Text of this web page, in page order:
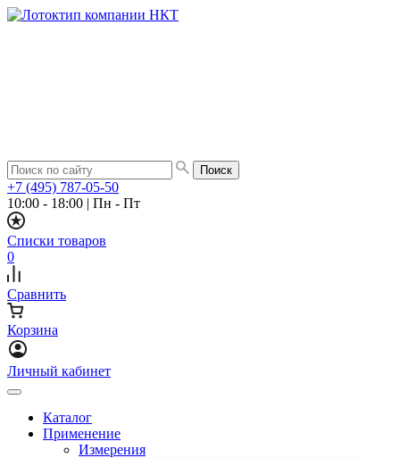
+7 (495) 787-05-50
10:00 - 18:00 | Пн - Пт
Списки товаров
0
Сравнить
Корзина
Личный кабинет
Каталог
Применение
Измерения